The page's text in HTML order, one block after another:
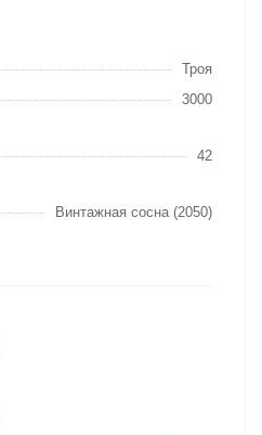
Троя
3000
42
Винтажная сосна (2050)